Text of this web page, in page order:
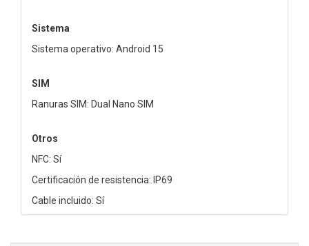
Sistema
Sistema operativo: Android 15
SIM
Ranuras SIM: Dual Nano SIM
Otros
NFC: Sí
Certificación de resistencia: IP69
Cable incluido: Sí